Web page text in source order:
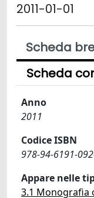
2011-01-01
Scheda
Scheda
Anno
2011
Codice ISBN
978-94-6191-
Appare nelle
3.1 Monografia